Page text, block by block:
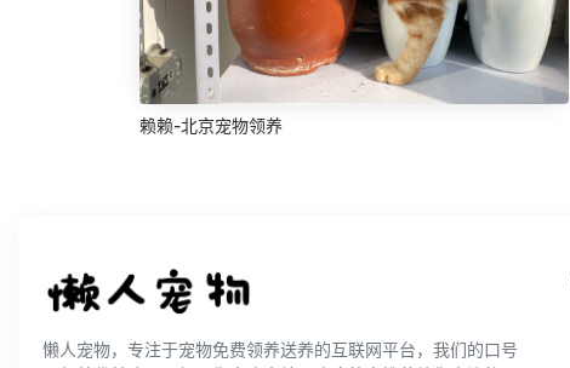
赖赖-北京宠物领养
懒人宠物，专注于宠物免费领养送养的互联网平台，我们的口号